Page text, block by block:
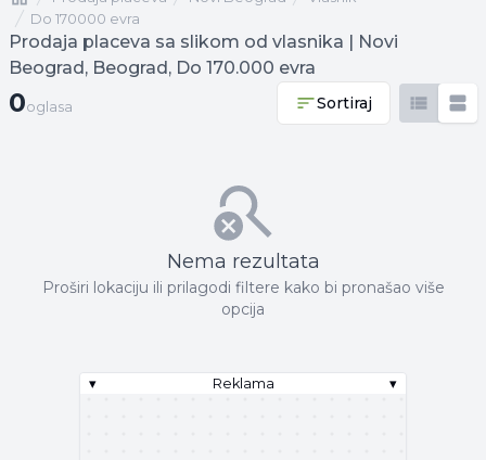
Do 170000 evra
Prodaja placeva sa slikom od vlasnika | Novi
Beograd, Beograd, Do 170.000 evra
0 oglasa
0oglasa Sortiraj
Nema rezultata
Proširi lokaciju ili prilagodi filtere kako bi pronašao više
opcija
▾ Reklama ▾